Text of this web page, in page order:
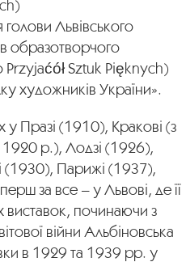
Львівського
образотворчого
Sztuk Pięknych)
художників України».
у Празі (1910), Кракові (з
1920 р.), Лодзі (1926),
(1930), Парижі (1937),
за все – у Львові, де її
виставок, починаючи з
війни Альбіновська
в 1929 та 1939 рр. у